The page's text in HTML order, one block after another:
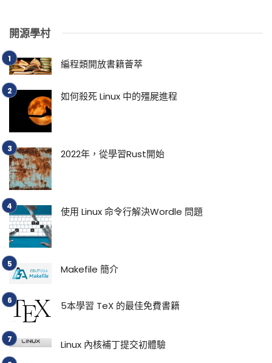
開源學村
編程類開放書籍薈萃
如何殺死 Linux 中的殭屍進程
2022年，從學習Rust開始
使用 Linux 命令行解決Wordle 問題
Makefile 簡介
5本學習 TeX 的最佳免費書籍
Linux 內核補丁提交初體驗